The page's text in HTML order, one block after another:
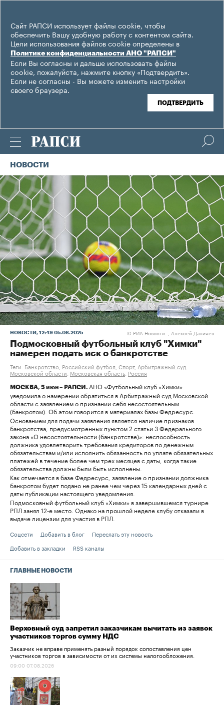
Сайт РАПСИ использует файлы cookie, чтобы
обеспечить Вашу удобную работу с контентом сайта.
Цели использования файлов cookie определены в
Политике конфиденциальности АНО "РАПСИ"
Если Вы согласны и дальше использовать файлы
cookie, пожалуйста, нажмите кнопку «Подтвердить».
Если не согласны - Вы можете изменить настройки
своего браузера.
ПОДТВЕРДИТЬ
НОВОСТИ
НОВОСТИ , 12:49 05.06.2025 © РИА Новости. , Алексей Даничев
Подмосковный футбольный клуб "Химки"
намерен подать иск о банкротстве
Теги: Банкротство Российский футбол Спорт, Арбитражный суд
Московской области,Московская область,Россия
МОСКВА, 5 июн – РАПСИ. АНО «Футбольный клуб «Химки»
уведомила о намерении обратиться в Арбитражный суд Московской
области с заявлением о признании себя несостоятельным
(банкротом). Об этом говорится в материалах базы Федресурс.
Основанием для подачи заявления является наличие признаков
банкротства, предусмотренных пунктом 2 статьи 3 Федерального
закона «О несостоятельности (банкротстве)»: неспособность
должника удовлетворить требования кредиторов по денежным
обязательствам и/или исполнить обязанность по уплате обязательных
платежей в течение более чем трех месяцев с даты, когда такие
обязательства должны были быть исполнены.
Как отмечается в базе Федресурс, заявление о признании должника
банкротом будет подано не ранее чем через 15 календарных дней с
даты публикации настоящего уведомления.
Подмосковный футбольный клуб «Химки» в завершившемся турнире
РПЛ занял 12-е место. Однако на прошлой неделе клубу отказали в
выдаче лицензии для участия в РПЛ.
Соцсети Добавить в блог
Переслать эту новость
Добавить в закладки
RSS каналы
ГЛАВНЫЕ НОВОСТИ
Верховный суд запретил заказчикам вычитать из заявок
участников торгов сумму НДС
Заказчик не вправе применять разный порядок сопоставления цен
участников торгов в зависимости от их системы налогообложения.
09:00 07.08.2026